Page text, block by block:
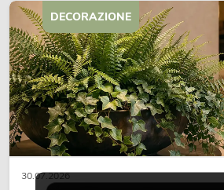
30.07.2026
DECORAZIONE